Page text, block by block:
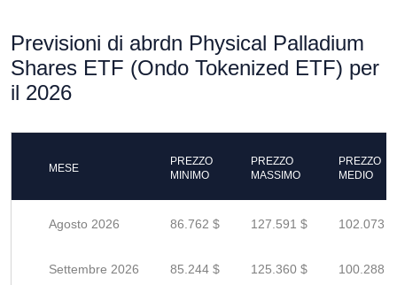
Previsioni di abrdn Physical Palladium
Shares ETF (Ondo Tokenized ETF) per
il 2026
MESE
PREZZO
MINIMO
PREZZO
MASSIMO
PREZZO
MEDIO
Agosto 2026 86.762 $ 127.591 $ 102.073 $
Settembre 2026 85.244 $ 125.360 $ 100.288 $